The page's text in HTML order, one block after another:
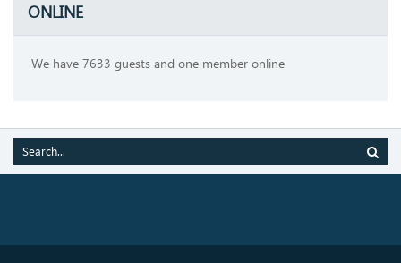
ONLINE
We have 7633 guests and one member online